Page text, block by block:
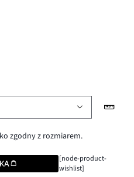
zgodny z rozmiarem.
[node-product-
wishlist]